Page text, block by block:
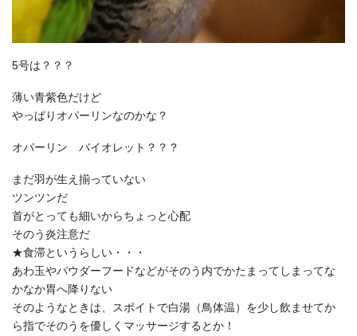
5号は？？？
薄い青紫色だけど
やっぱりオパーリンなのかな？
オパーリン バイオレット？？？
まだ羽が生え揃っていない
ツンツンだ
首がとっても細いからちょっと心配
そのう炎注意だ
★食滞というらしい・・・
あわ玉やパウダーフードなどがそのう内でかたまってしまってな
かなか胃へ降りない
そのようなときは、スポイトで白湯（鳥体温）を少し飲ませてか
ら指でそのうを優しくマッサージするとか！